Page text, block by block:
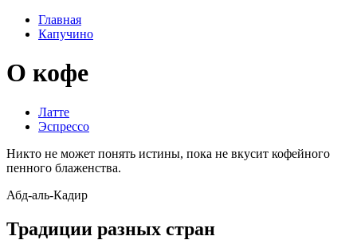
Главная
Капучино
О кофе
Латте
Эспрессо
Никто не может понять истины, пока не вкусит кофейного
пенного блаженства.
Абд-аль-Кадир
Традиции разных стран